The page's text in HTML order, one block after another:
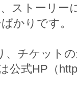
ストーリー
かりです。
、チケット
公式HP（